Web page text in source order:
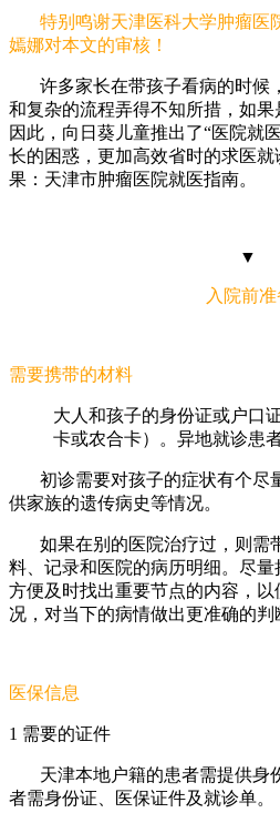
特别鸣谢天津医科大学肿瘤医
嫣娜对本文的审核！
许多家长在带孩子看病的时候
和复杂的流程弄得不知所措，如果
因此，向日葵儿童推出了“医院就
长的困惑，更加高效省时的求医
果：天津市肿瘤医院就医指南。
▼
入院前准
需要携带的材料
大人和孩子的身份证或户口
卡或农合卡）。异地就诊患
初诊需要对孩子的症状有个尽
供家族的遗传病史等情况。
如果在别的医院治疗过，则需
料、记录和医院的病历明细。尽量
方便及时找出重要节点的内容，
况，对当下的病情做出更准确的判
医保信息
1 需要的证件
天津本地户籍的患者需提供身
者需身份证、医保证件及就诊单。